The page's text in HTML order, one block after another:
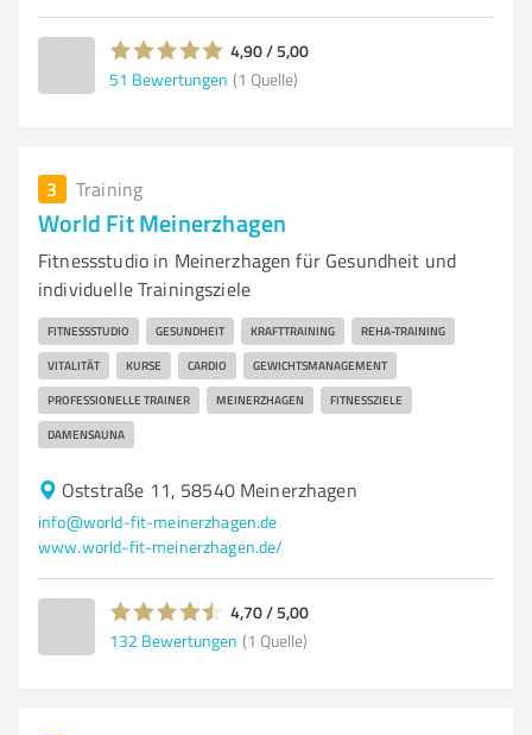
4,90 / 5,00
51 Bewertungen (1 Quelle)
3 Training
World Fit Meinerzhagen
Fitnessstudio in Meinerzhagen für Gesundheit und
individuelle Trainingsziele
FITNESSSTUDIO GESUNDHEIT KRAFTTRAINING REHA-TRAINING
VITALITÄT KURSE CARDIO GEWICHTSMANAGEMENT
PROFESSIONELLE TRAINER MEINERZHAGEN FITNESSZIELE
DAMENSAUNA
Oststraße 11, 58540 Meinerzhagen
info@world-fit-meinerzhagen.de
www.world-fit-meinerzhagen.de/
4,70 / 5,00
132 Bewertungen (1 Quelle)